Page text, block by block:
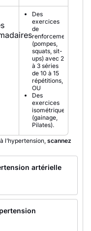
Des
exercices
de
renforcement
(pompes,
squats, sit-
ups) avec 2
à 3 séries
de 10 à 15
répétitions,
OU
Des
exercices
isométriques
(gainage,
Pilates).
l’hypertension, scannez
artérielle